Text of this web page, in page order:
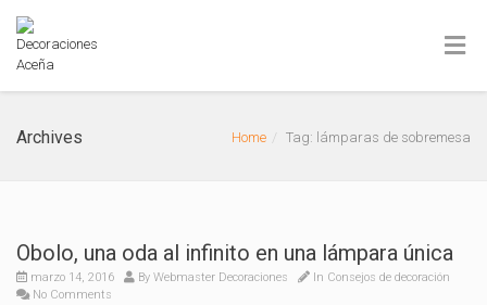
Archives Home Tag: lámparas de sobremesa
Obolo, una oda al infinito en una lámpara única
marzo 14, 2016 By Webmaster Decoraciones In Consejos de decoración
No Comments